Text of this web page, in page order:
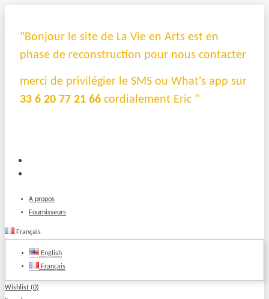
"Bonjour le site de La Vie en Arts est en
phase de reconstruction pour nous contacter
merci de privilégier le SMS ou What's app sur
33 6 20 77 21 66 cordialement Eric "
A propos
Fournisseurs
Français
English
Français
Wishlist (0)